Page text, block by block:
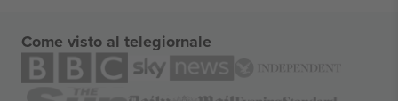
Come visto al telegiornale